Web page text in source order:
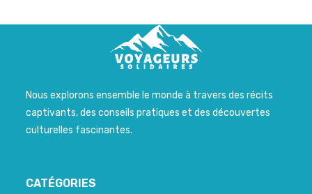
Nous explorons ensemble le monde à travers des récits
captivants, des conseils pratiques et des découvertes
culturelles fascinantes.
CATÉGORIES